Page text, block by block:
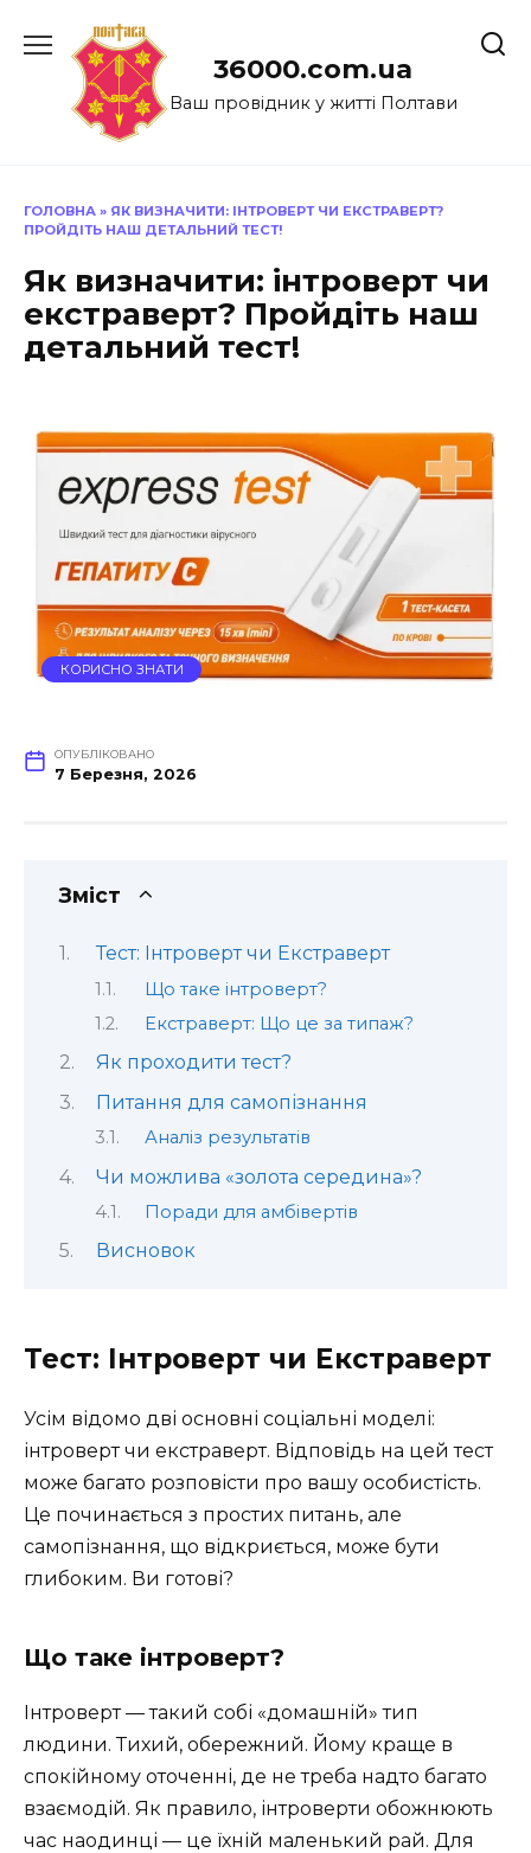
до
36000.com.ua
Ваш провідник у житті Полтави
ГОЛОВНА » ЯК ВИЗНАЧИТИ: ІНТРОВЕРТ ЧИ ЕКСТРАВЕРТ?
ПРОЙДІТЬ НАШ ДЕТАЛЬНИЙ ТЕСТ!
Як визначити: інтроверт чи
екстраверт? Пройдіть наш
детальний тест!
КОРИСНО ЗНАТИ
ОПУБЛІКОВАНО
7 Березня, 2026
Зміст
Тест: Інтроверт чи Екстраверт
Що таке інтроверт?
Екстраверт: Що це за типаж?
Як проходити тест?
Питання для самопізнання
Аналіз результатів
Чи можлива «золота середина»?
Поради для амбівертів
Висновок
Тест: Інтроверт чи Екстраверт
Усім відомо дві основні соціальні моделі:
інтроверт чи екстраверт. Відповідь на цей тест
може багато розповісти про вашу особистість.
Це починається з простих питань, але
самопізнання, що відкриється, може бути
глибоким. Ви готові?
Що таке інтроверт?
Інтроверт — такий собі «домашній» тип
людини. Тихий, обережний. Йому краще в
спокійному оточенні, де не треба надто багато
взаємодій. Як правило, інтроверти обожнюють
час наодинці — це їхній маленький рай. Для